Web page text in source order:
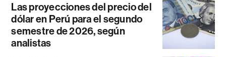
Las proyecciones del precio del
dólar en Perú para el segundo
semestre de 2026, según
analistas